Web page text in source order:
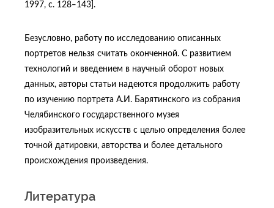
1997, с. 128‒143].
Безусловно, работу по исследованию описанных
портретов нельзя считать оконченной. С развитием
технологий и введением в научный оборот новых
данных, авторы статьи надеются продолжить работу
по изучению портрета А.И. Барятинского из собрания
Челябинского государственного музея
изобразительных искусств с целью определения более
точной датировки, авторства и более детального
происхождения произведения.
Литература